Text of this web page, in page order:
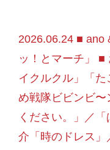
2026.06.24 ■ ano
ッ！とマーチ」 ■
イクルクル」「
め戦隊ビビンビ
ください。」／
介「時のドレス」